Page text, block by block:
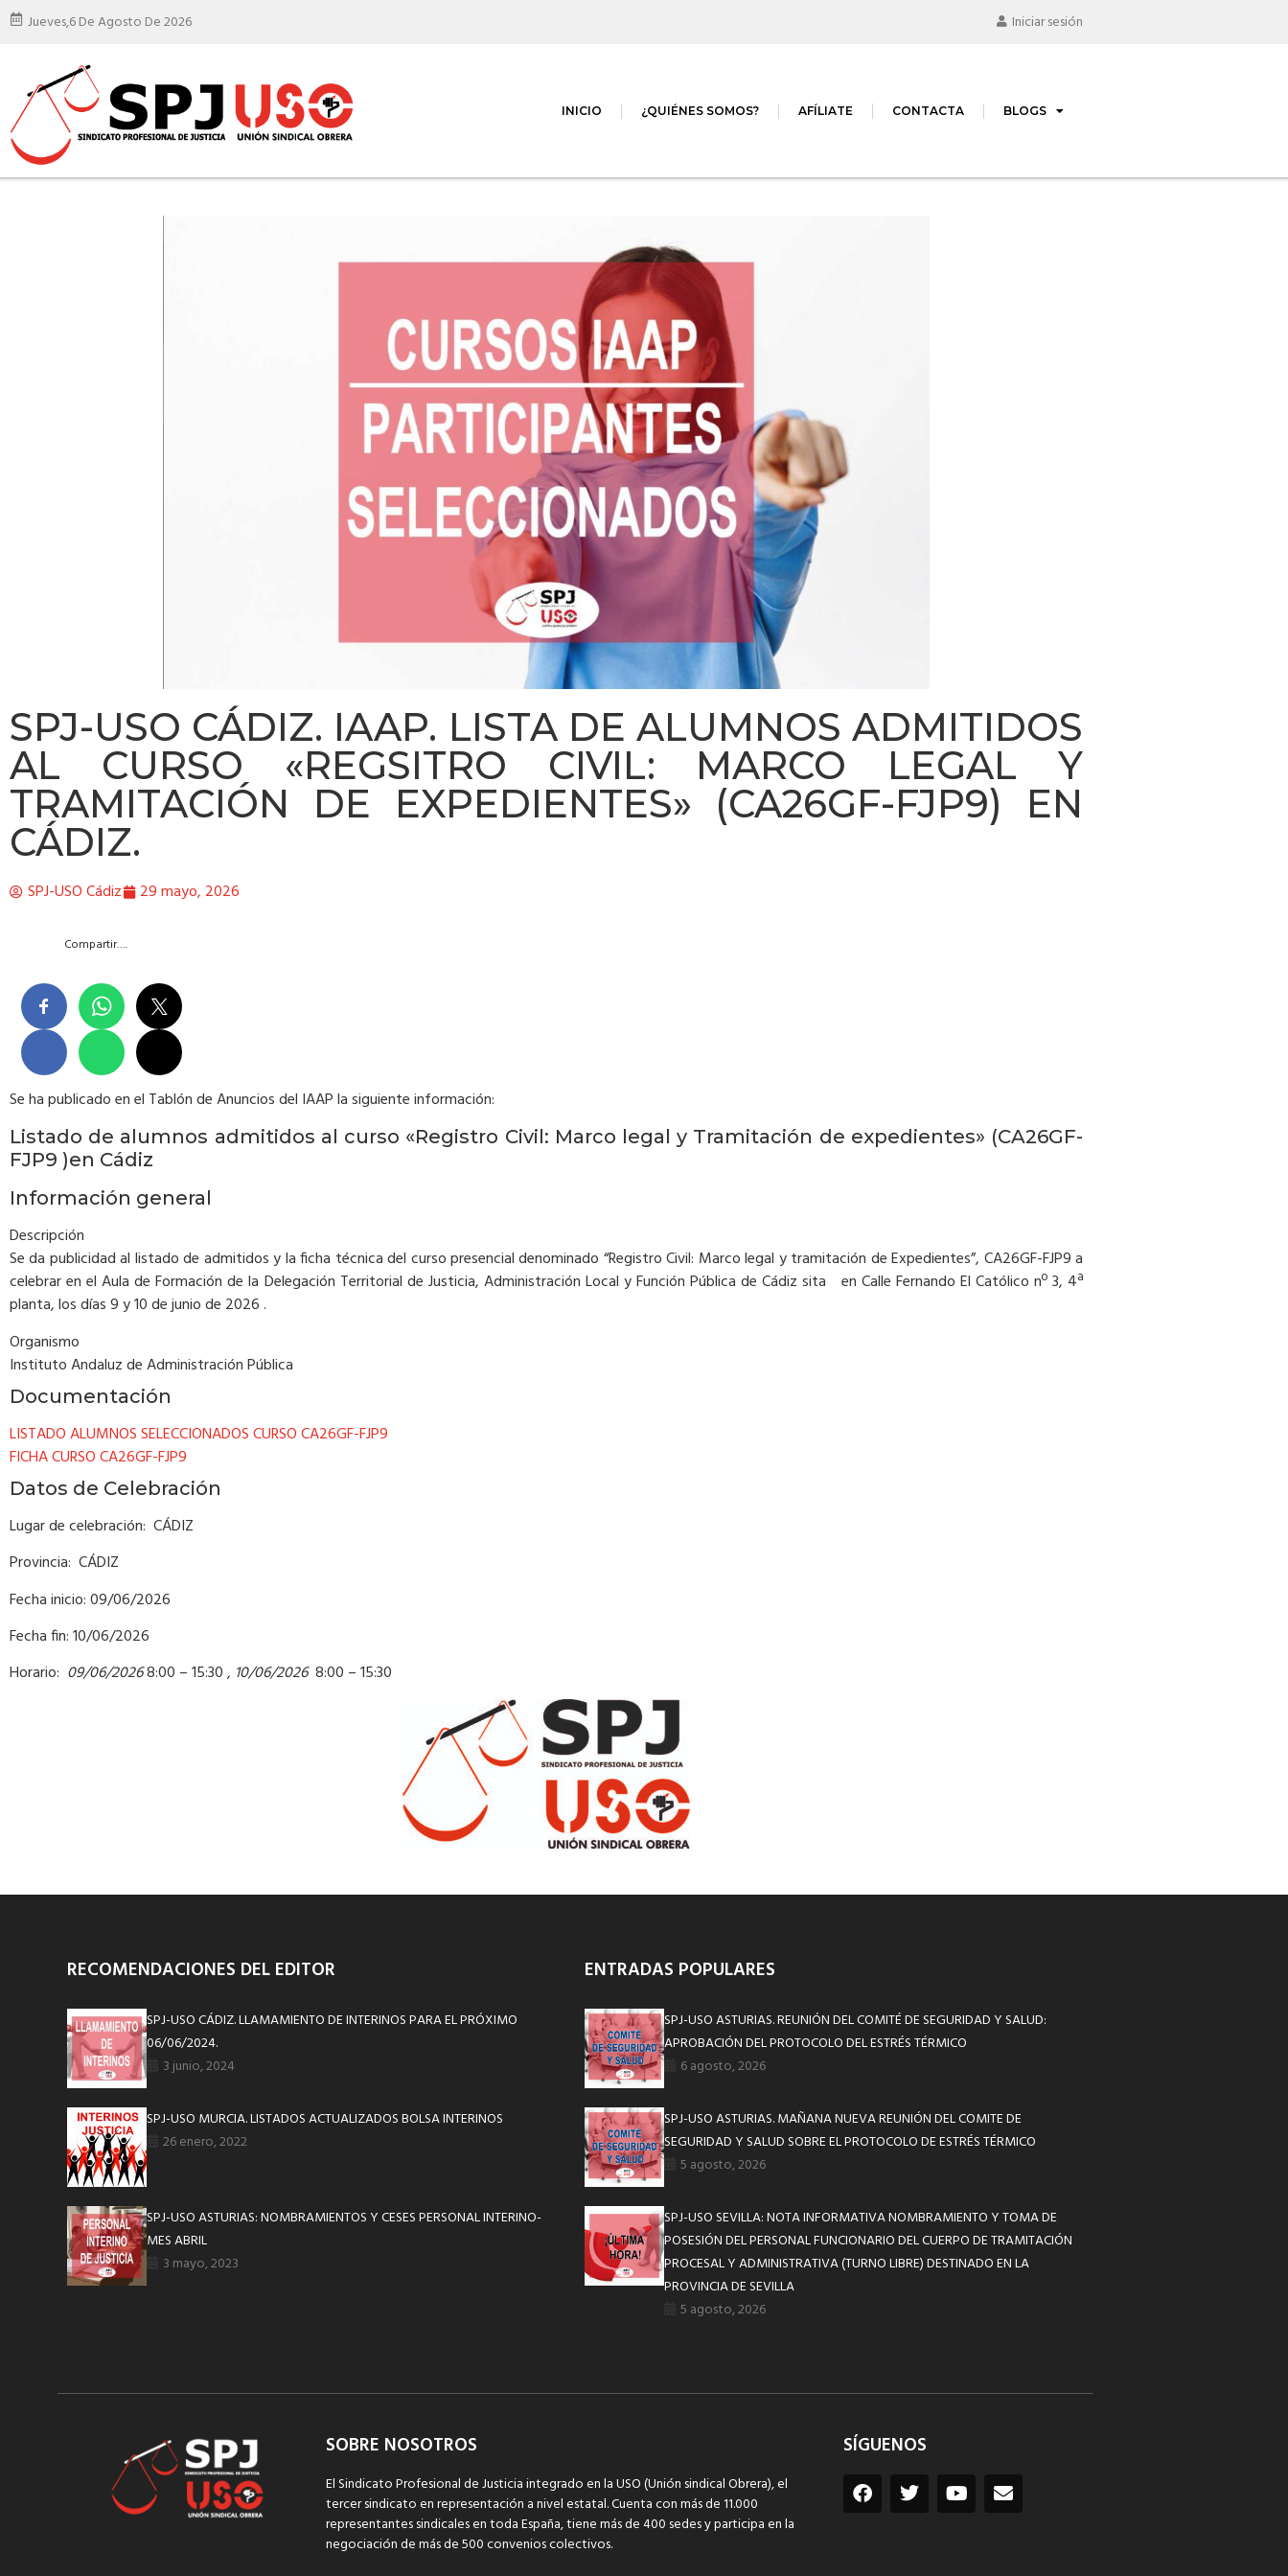
Jueves,6 De Agosto De 2026 Iniciar sesión
INICIO ¿QUIÉNES SOMOS? AFÍLIATE CONTACTA BLOGS
SPJ-USO CÁDIZ. IAAP. LISTA DE ALUMNOS ADMITIDOS
AL CURSO «REGSITRO CIVIL: MARCO LEGAL Y
TRAMITACIÓN DE EXPEDIENTES» (CA26GF-FJP9) EN
CÁDIZ.
SPJ-USO Cádiz 29 mayo, 2026
Compartir….
Se ha publicado en el Tablón de Anuncios del IAAP la siguiente información:
Listado de alumnos admitidos al curso «Registro Civil: Marco legal y Tramitación de expedientes» (CA26GF-
FJP9 )en Cádiz
Información general
Descripción
Se da publicidad al listado de admitidos y la ficha técnica del curso presencial denominado “Registro Civil: Marco legal y tramitación de Expedientes”, CA26GF-FJP9 a
celebrar en el Aula de Formación de la Delegación Territorial de Justicia, Administración Local y Función Pública de Cádiz sita en Calle Fernando El Católico nº 3, 4ª
planta, los días 9 y 10 de junio de 2026 .
Organismo
Instituto Andaluz de Administración Pública
Documentación
LISTADO ALUMNOS SELECCIONADOS CURSO CA26GF-FJP9
FICHA CURSO CA26GF-FJP9
Datos de Celebración
Lugar de celebración: CÁDIZ
Provincia: CÁDIZ
Fecha inicio: 09/06/2026
Fecha fin: 10/06/2026
Horario: 09/06/20268:00 – 15:30 , 10/06/20268:00 – 15:30
RECOMENDACIONES DEL EDITOR
SPJ-USO CÁDIZ. LLAMAMIENTO DE INTERINOS PARA EL PRÓXIMO
06/06/2024.
3 junio, 2024
SPJ-USO MURCIA. LISTADOS ACTUALIZADOS BOLSA INTERINOS
26 enero, 2022
SPJ-USO ASTURIAS: NOMBRAMIENTOS Y CESES PERSONAL INTERINO-
MES ABRIL
3 mayo, 2023
ENTRADAS POPULARES
SPJ-USO ASTURIAS. REUNIÓN DEL COMITÉ DE SEGURIDAD Y SALUD:
APROBACIÓN DEL PROTOCOLO DEL ESTRÉS TÉRMICO
6 agosto, 2026
SPJ-USO ASTURIAS. MAÑANA NUEVA REUNIÓN DEL COMITE DE
SEGURIDAD Y SALUD SOBRE EL PROTOCOLO DE ESTRÉS TÉRMICO
5 agosto, 2026
SPJ-USO SEVILLA: NOTA INFORMATIVA NOMBRAMIENTO Y TOMA DE
POSESIÓN DEL PERSONAL FUNCIONARIO DEL CUERPO DE TRAMITACIÓN
PROCESAL Y ADMINISTRATIVA (TURNO LIBRE) DESTINADO EN LA
PROVINCIA DE SEVILLA
5 agosto, 2026
SOBRE NOSOTROS
El Sindicato Profesional de Justicia integrado en la USO (Unión sindical Obrera), el
tercer sindicato en representación a nivel estatal. Cuenta con más de 11.000
representantes sindicales en toda España, tiene más de 400 sedes y participa en la
negociación de más de 500 convenios colectivos.
SÍGUENOS